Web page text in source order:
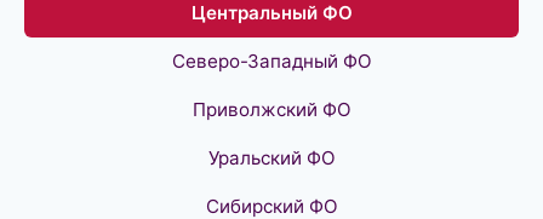
Центральный ФО
Северо-Западный ФО
Приволжский ФО
Уральский ФО
Сибирский ФО